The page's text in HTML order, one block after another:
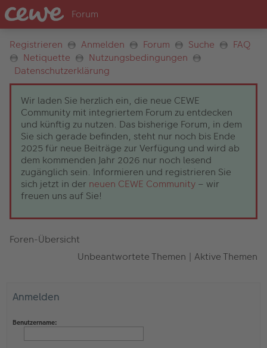
Registrieren Anmelden Forum Suche
FAQ
Netiquette
Nutzungsbedingungen
Datenschutzerklärung
Wir laden Sie herzlich ein, die neue CEWE
Community mit integriertem Forum zu entdecken
und künftig zu nutzen. Das bisherige Forum, in dem
Sie sich gerade befinden, steht nur noch bis Ende
2025 für neue Beiträge zur Verfügung und wird ab
dem kommenden Jahr 2026 nur noch lesend
zugänglich sein. Informieren und registrieren Sie
sich jetzt in der neuen CEWE Community – wir
freuen uns auf Sie!
Foren-Übersicht
Unbeantwortete Themen | Aktive Themen
Anmelden
Benutzername: